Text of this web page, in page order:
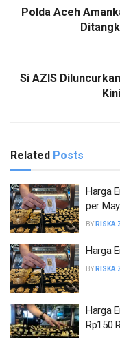
Polda Aceh
Si AZIS
Related Posts
Harga
per
BY RISKA
Harga
BY RISKA
Harga
Rp150